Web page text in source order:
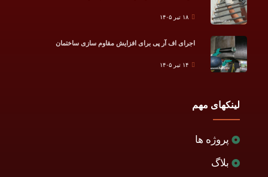
۱۸ تیر ۱۴۰۵
اجرای اف آر پی برای افزایش مقاوم سازی ساختمان
۱۴ تیر ۱۴۰۵
لینکهای مهم
پروژه ها
بلاگ